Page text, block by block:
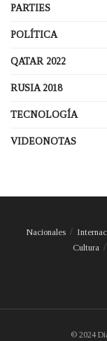
PARTIES
POLÍTICA
QATAR 2022
RUSIA 2018
TECNOLOGÍA
VIDEONOTAS
Nacionales
Cultura
© 2024